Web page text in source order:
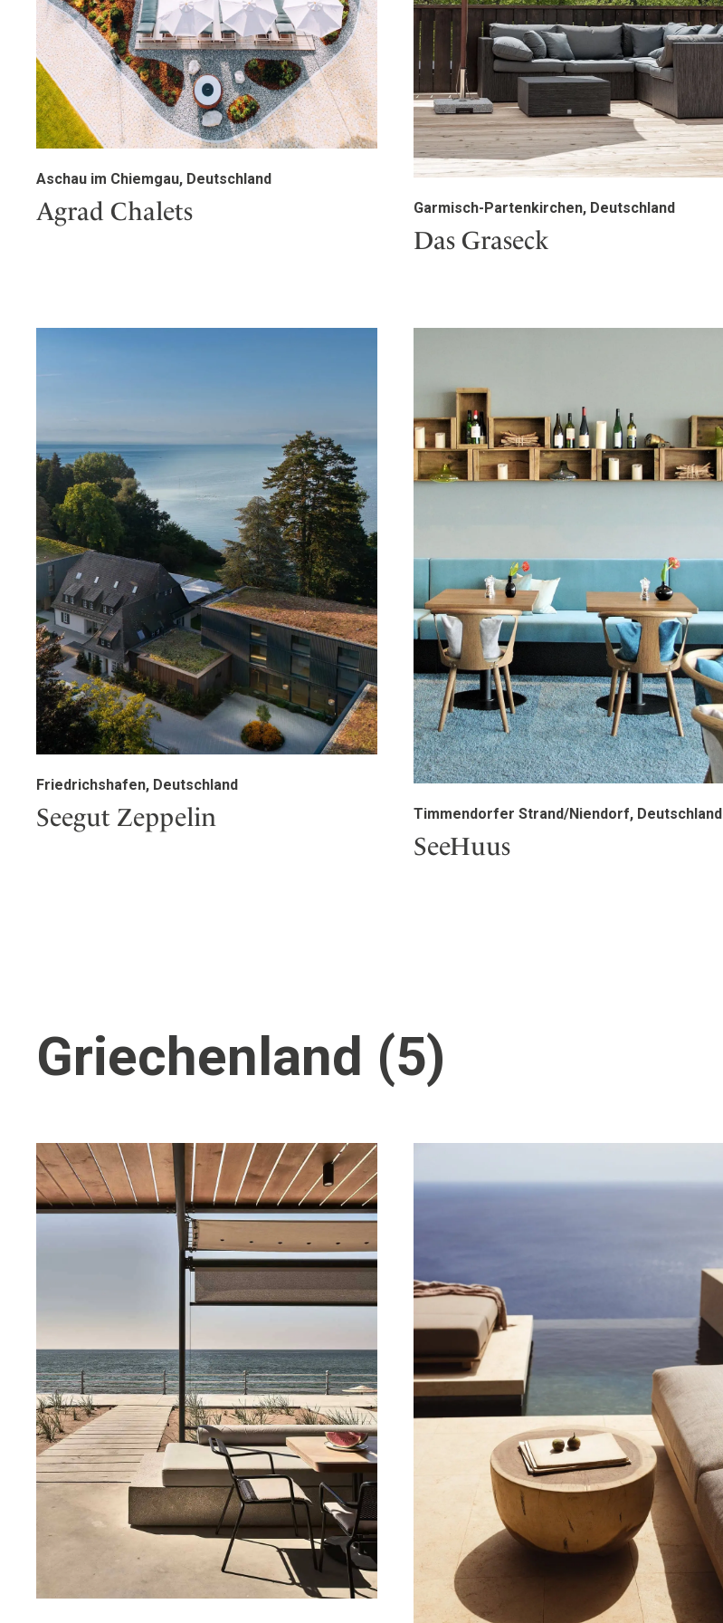
Aschau im Chiemgau, Deutschland
Agrad Chalets Garmisch-Partenkirchen, Deutschland
Das Graseck
Friedrichshafen, Deutschland
Seegut Zeppelin Timmendorfer Strand/Niendorf, Deutschland
SeeHuus
Griechenland (5)